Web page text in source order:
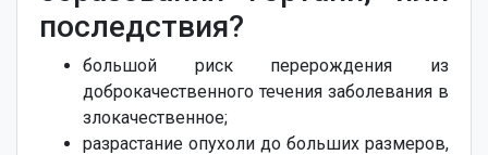
последствия?
большой риск перерождения из
доброкачественного течения заболевания в
злокачественное;
разрастание опухоли до больших размеров,